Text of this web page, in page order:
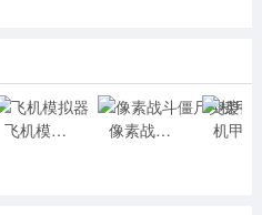
飞机模拟器 像素战斗僵尸突袭手游